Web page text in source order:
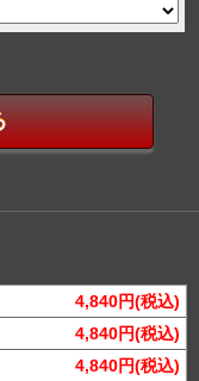
4,840円(税込)
4,840円(税込)
4,840円(税込)